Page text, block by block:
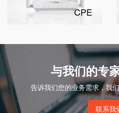
CPE
与我们的专
告诉我们您的业务需求，我
联系我